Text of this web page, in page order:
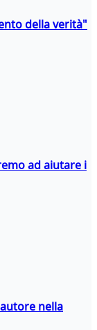
della verità"
ad aiutare i
nella